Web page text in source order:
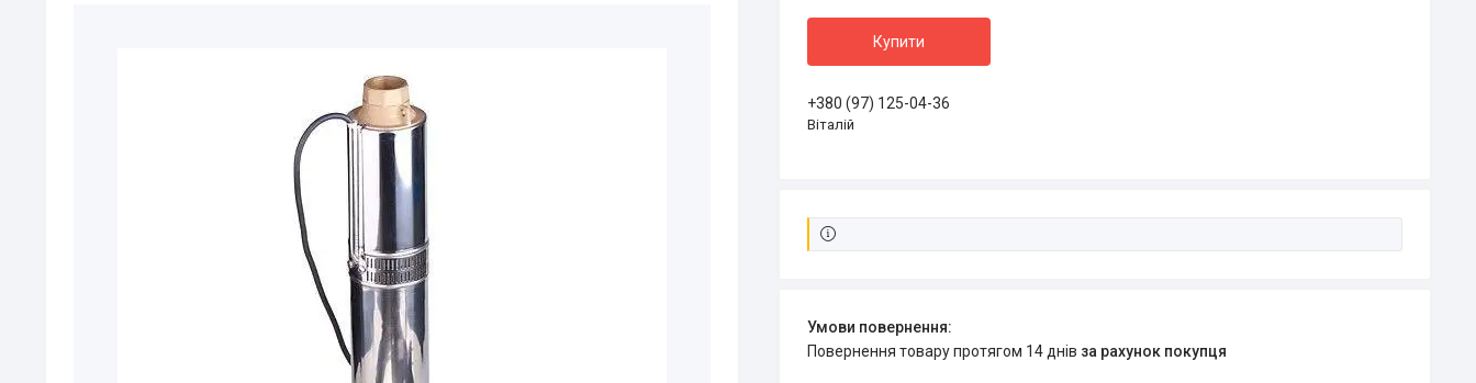
Купити
+380 (97) 125-04-36
Віталій
повернення товару протягом 14 днів за рахунок покупця